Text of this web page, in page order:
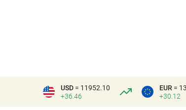
USD = 11952.10
+36.46
EUR =
+30.12